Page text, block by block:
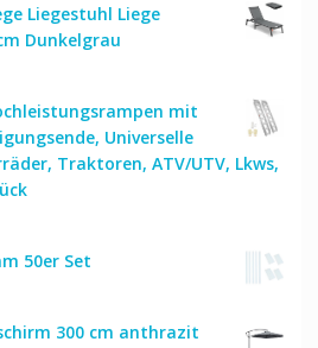
Liegestuhl Liege
Dunkelgrau
mit
Universelle
Traktoren, ATV/UTV, Lkws,
50er Set
300 cm anthrazit